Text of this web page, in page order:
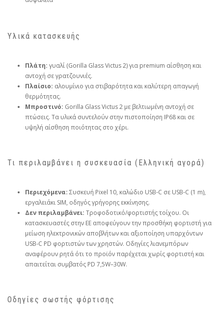
Υλικά κατασκευής
Πλάτη: γυαλί (Gorilla Glass Victus 2) για premium αίσθηση και
αντοχή σε γρατζουνιές.
Πλαίσιο: αλουμίνιο για στιβαρότητα και καλύτερη απαγωγή
θερμότητας.
Μπροστινό: Gorilla Glass Victus 2 με βελτιωμένη αντοχή σε
πτώσεις. Τα υλικά συντελούν στην πιστοποίηση IP68 και σε
υψηλή αίσθηση ποιότητας στο χέρι.
Τι περιλαμβάνει η συσκευασία (Ελληνική αγορά)
Περιεχόμενα: Συσκευή Pixel 10, καλώδιο USB‑C σε USB‑C (1 m),
εργαλειάκι SIM, οδηγός γρήγορης εκκίνησης.
Δεν περιλαμβάνει: Τροφοδοτικό/φορτιστής τοίχου. Οι
κατασκευαστές στην ΕΕ αποφεύγουν την προσθήκη φορτιστή για
μείωση ηλεκτρονικών αποβλήτων και αξιοποίηση υπαρχόντων
USB‑C PD φορτιστών των χρηστών. Οδηγίες λιανεμπόρων
αναφέρουν ρητά ότι το προϊόν παρέχεται χωρίς φορτιστή και
απαιτείται συμβατός PD 7,5W–30W.
Οδηγίες σωστής φόρτισης